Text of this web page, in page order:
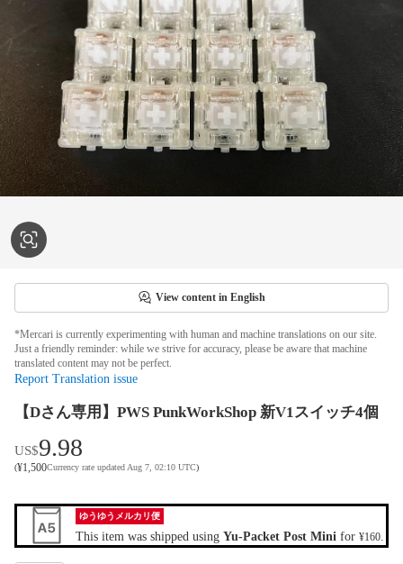
View content in English
*Mercari is currently experimenting with human and machine translations on our site.
Just a friendly reminder: while we strive for accuracy, please be aware that machine
translated content may not be perfect.
Report Translation issue
【Dさん専用】PWS PunkWorkShop 新V1スイッチ4個
US$9.98
(¥1,500Currency rate updated Aug 7, 02:10 UTC)
ゆうゆうメルカリ便
This item was shipped using Yu-Packet Post Mini for ¥160